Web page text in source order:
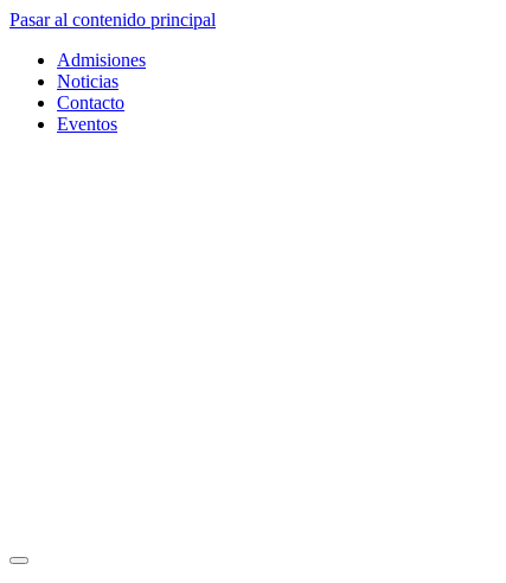
Pasar al contenido principal
Admisiones
Noticias
Contacto
Eventos